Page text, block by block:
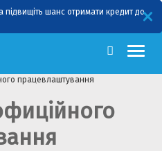
підвищіть шанс отримати кредит до
RU UA
працевлаштування